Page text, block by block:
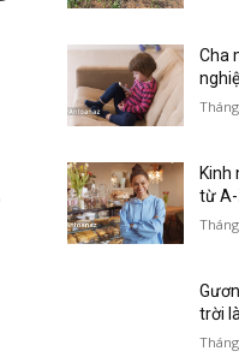
Cha
Kinh
từ A-
trời